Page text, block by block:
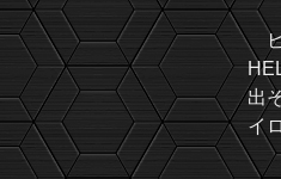
ビ
出
イ